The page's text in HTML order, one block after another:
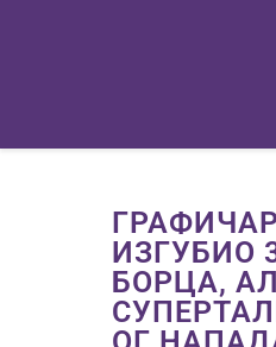
ПРОДАВНИЦА
КОНТАКТ
ГРАФИЧАР
ИЗГУБИО
БОРЦА,